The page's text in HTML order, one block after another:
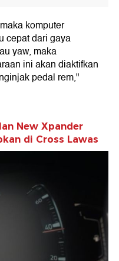
komputer
cepat dari gaya
yaw, maka
ini akan diaktifkan
pedal rem,"
New Xpander
di Cross Lawas